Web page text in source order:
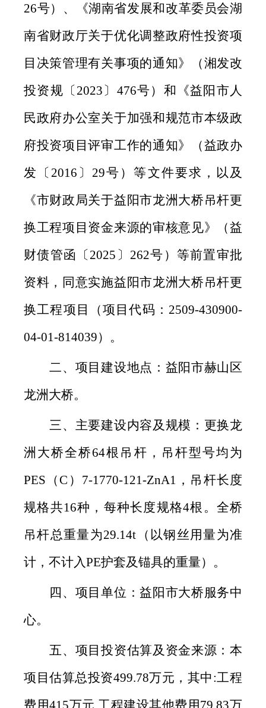
26号）、《湖南省发展和改革委员会湖
南省财政厅关于优化调整政府性投资项
目决策管理有关事项的通知》（湘发改
投资规〔2023〕476号）和《益阳市人
民政府办公室关于加强和规范市本级政
府投资项目评审工作的通知》（益政办
发〔2016〕29号）等文件要求，以及
《市财政局关于益阳市龙洲大桥吊杆更
换工程项目资金来源的审核意见》（益
财债管函〔2025〕262号）等前置审批
资料，同意实施益阳市龙洲大桥吊杆更
换工程项目（项目代码：2509-430900-
04-01-814039）。
二、项目建设地点：益阳市赫山区
龙洲大桥。
三、主要建设内容及规模：更换龙
洲大桥全桥64根吊杆，吊杆型号均为
PES（C）7-1770-121-ZnA1，吊杆长度
规格共16种，每种长度规格4根。全桥
吊杆总重量为29.14t（以钢丝用量为准
计，不计入PE护套及锚具的重量）。
四、项目单位：益阳市大桥服务中
心。
五、项目投资估算及资金来源：本
项目估算总投资499.78万元，其中:工程
费用415万元,工程建设其他费用79.83万